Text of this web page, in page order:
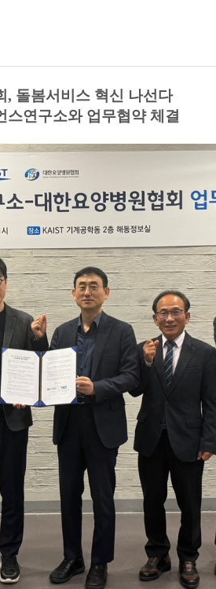
, 돌봄서비스 혁신 나선다
연구소와 업무협약 체결